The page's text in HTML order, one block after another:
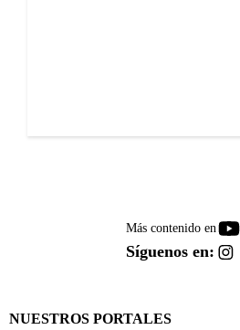
Más contenido en
Síguenos en:
NUESTROS PORTALES